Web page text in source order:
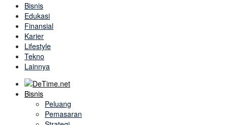
Bisnis
Edukasi
Finansial
Karier
Lifestyle
Tekno
Lainnya
Bisnis
Peluang
Pemasaran